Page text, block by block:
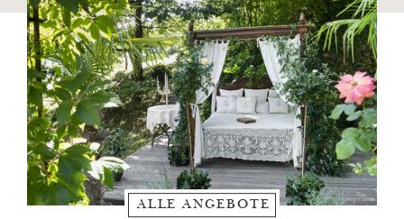
ALLE ANGEBOTE